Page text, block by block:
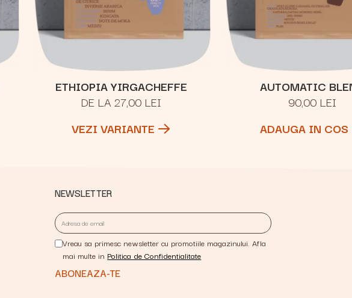
ETHIOPIA YIRGACHEFFE
DE LA 27,00 LEI
VEZI VARIANTE
AUTOMATIC
90,00 LEI
ADAUGA IN COS
NEWSLETTER
Vreau sa primesc newsletter cu promotiile magazinului. Afla
mai multe in Politica de Confidentialitate